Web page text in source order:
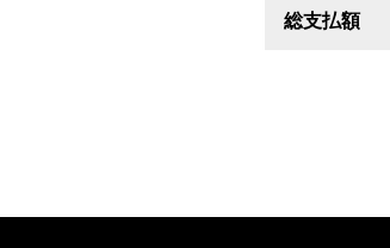
総支払額